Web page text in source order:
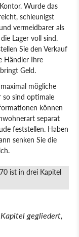
Wurde das
schleunigst
vermeidbarer als
Lager voll sind.
Sie den Verkauf
Händler Ihre
Geld.
mögliche
so sind optimale
können
separat
feststellen. Haben
senken Sie die
gegliedert,